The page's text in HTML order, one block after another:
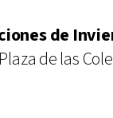
de
de las